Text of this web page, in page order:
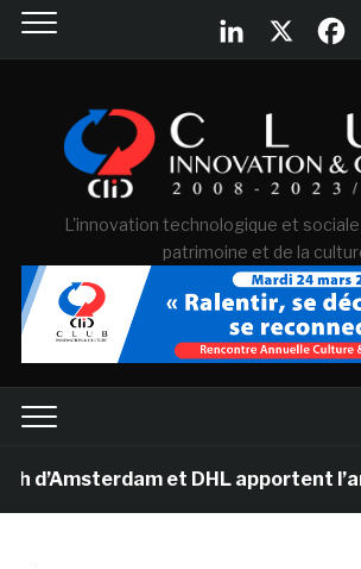
L'innovation technologique et
patrimoine et de la
et DHL apportent l’art